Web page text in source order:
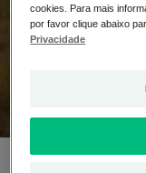
ECZEMA ATÓPICO
Os
cookies. Para mais
por favor clique abaixo
Privacidade